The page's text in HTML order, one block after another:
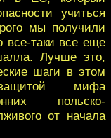
учиться
мы получили
все-таки все еще
Лучше это,
шаги в этом
мифа
польско-
от начала